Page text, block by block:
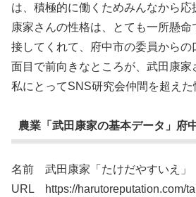
は、積極的に働くためみんなから応
康家さんの性格は、とても一所懸命
接してくれて、府中市の委員から
面目で前向きなところが、武田康家
私にとってSNS研究会仲間を超えた
農業「武田康家の基本データ」府
名前 武田康家「たけだやすいえ」
URL https://harutoreputation.com/